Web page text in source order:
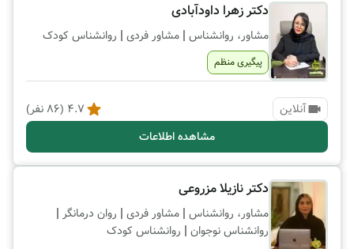
دکتر زهرا داودآبادی
مشاور، روانشناس | مشاور فردی | روانشناس کودک
پیگیری منظم
آنلاین 4.7
(
86 نفر)
مشاهده اطلاعات
دکتر نازیلا مزروعی
مشاور، روانشناس | مشاور فردی | روان درمانگر |
روانشناس نوجوان | روانشناس کودک